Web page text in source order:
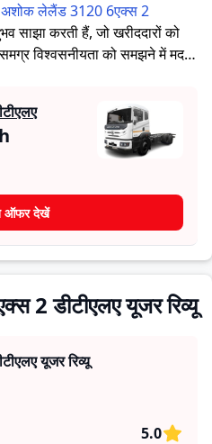
अशोक लेलैंड 3120 6एक्स 2
साझा करती हैं, जो खरीददारों को
विश्वसनीयता को समझने में मदद
मूल्यांकन के साथ-साथ, इस
असली मालिक अशोक लेलैंड 3120
साझा करते हैं। ये सीधे अनुभव
के बारे में व्यावहारिक जानकारी
तय कर सकते हैं कि क्या
अशोक लेलैंड
के लिए सही है।
ऑफर देखें
2 डीटीएलए यूजर रिव्यू
यूजर रिव्यू
5.0